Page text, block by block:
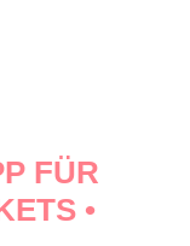
FÜR
•